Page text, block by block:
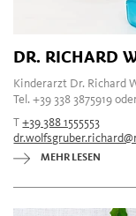
DR. RICHARD
Kinderarzt Dr. Richard
Tel. +39 338 3875919
T+39 388 1555553
MEHR LESEN